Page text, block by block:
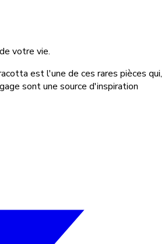
votre vie.
est l'une de ces rares pièces qui,
sont une source d'inspiration